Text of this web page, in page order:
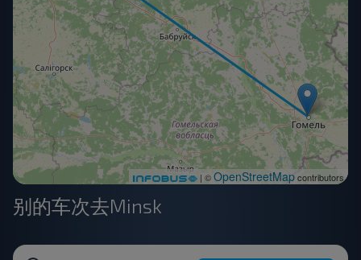
| ©OpenStreetMapcontributors
别的车次去Minsk